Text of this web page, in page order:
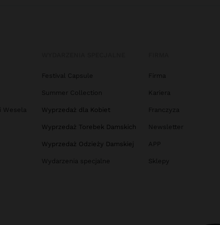
Wesela
Festival Capsule
Summer Collection
Wyprzedaż dla Kobiet
Wyprzedaż Torebek Damskich
Wyprzedaż Odzieży Damskiej
Wydarzenia specjalne
Firma
Kariera
Franczyza
Newsletter
APP
Sklepy